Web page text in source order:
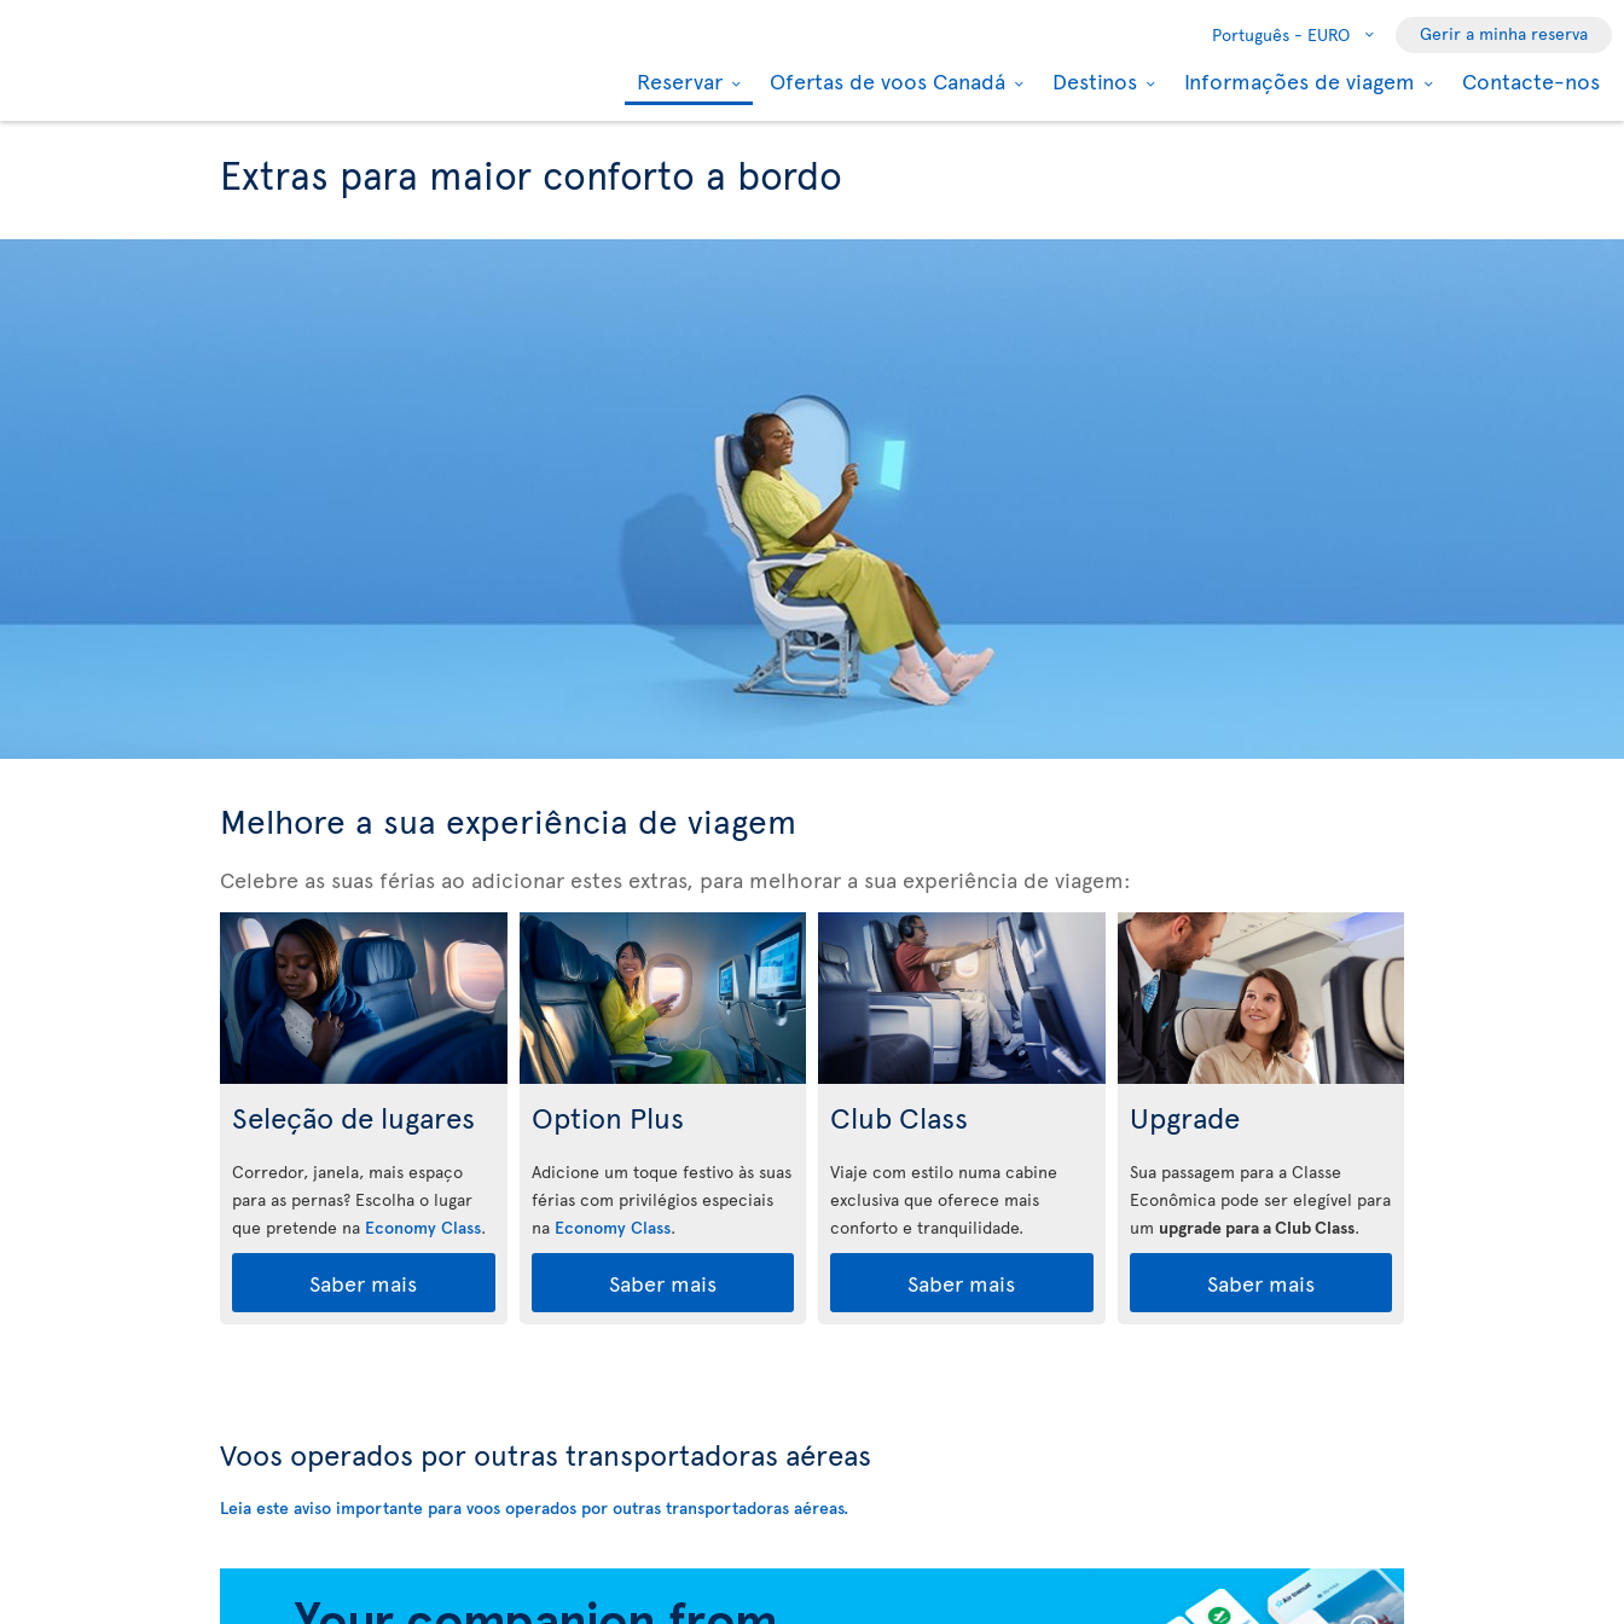
Português - EURO Gerir a minha reserva
Reservar Ofertas de voos Canadá Destinos Informações de viagem Contacte-nos
Extras para maior conforto a bordo
Melhore a sua experiência de viagem
Celebre as suas férias ao adicionar estes extras, para melhorar a sua experiência de viagem:
Seleção de lugares
Corredor, janela, mais espaço
para as pernas? Escolha o lugar
que pretende na Economy Class.
Saber mais
Option Plus
Adicione um toque festivo às suas
férias com privilégios especiais
na Economy Class.
Saber mais
Club Class
Viaje com estilo numa cabine
exclusiva que oferece mais
conforto e tranquilidade.
Saber mais
Upgrade
Sua passagem para a Classe
Econômica pode ser elegível para
um upgrade para a Club Class.
Saber mais
Voos operados por outras transportadoras aéreas
Leia este aviso importante para voos operados por outras transportadoras aéreas.